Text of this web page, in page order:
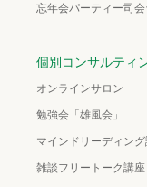
忘年会パーティー司
個別コンサルティ
オンラインサロン
勉強会「雄風会」
マインドリーディン
雑談フリートーク講座